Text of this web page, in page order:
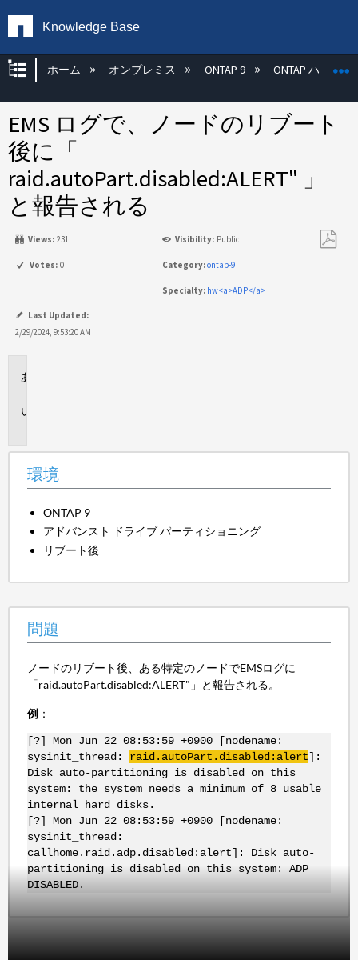
Knowledge Base
グローバル階層を展開/折りたたむ
ホーム オンプレミス ONTAP 9 ONTAP ハード
EMS ログで、ノードのリブート
後に「
raid.autoPart.disabled:ALERT" 」
と報告される
Views: 231 Visibility: Public
Votes: 0 Category:ontap-9
Specialty: hw<a>ADP</a>
Last Updated:
2/29/2024, 9:53:20 AM
環境
ONTAP 9
アドバンスト ドライブ パーティショニング
リブート後
問題
ノードのリブート後、ある特定のノードでEMSログに
「raid.autoPart.disabled:ALERT"」と報告される。
例：
[?] Mon Jun 22 08:53:59 +0900 [nodename:
sysinit_thread: raid.autoPart.disabled:alert]:
Disk auto-partitioning is disabled on this
system: the system needs a minimum of 8 usable
internal hard disks.
[?] Mon Jun 22 08:53:59 +0900 [nodename:
sysinit_thread:
callhome.raid.adp.disabled:alert]: Disk auto-
partitioning is disabled on this system: ADP
DISABLED.